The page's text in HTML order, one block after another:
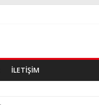
İLETIŞIM